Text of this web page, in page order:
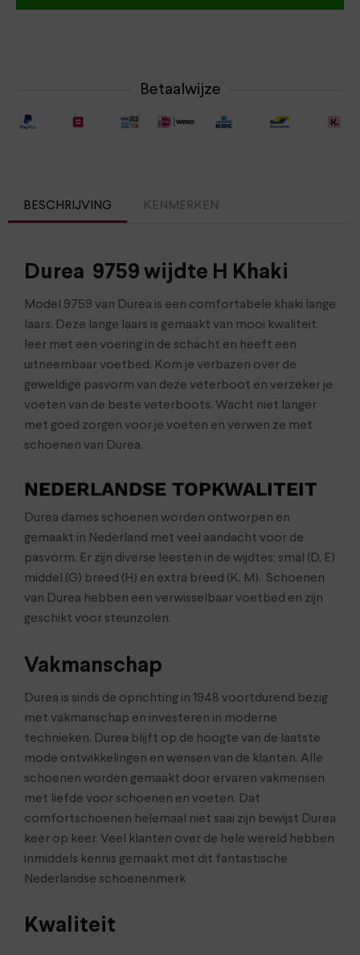
Betaalwijze
BESCHRIJVING KENMERKEN
Durea 9759 wijdte H Khaki
Model 9759 van Durea is een comfortabele khaki lange
laars. Deze lange laars is gemaakt van mooi kwaliteit
leer met een voering in de schacht en heeft een
uitneembaar voetbed. Kom je verbazen over de
geweldige pasvorm van deze veterboot en verzeker je
voeten van de beste veterboots. Wacht niet langer
met goed zorgen voor je voeten en verwen ze met
schoenen van Durea.
NEDERLANDSE TOPKWALITEIT
Durea dames schoenen worden ontworpen en
gemaakt in Nederland met veel aandacht voor de
pasvorm. Er zijn diverse leesten in de wijdtes; smal (D, E)
middel (G) breed (H) en extra breed (K, M). Schoenen
van Durea hebben een verwisselbaar voetbed en zijn
geschikt voor steunzolen.
Vakmanschap
Durea is sinds de oprichting in 1948 voortdurend bezig
met vakmanschap en investeren in moderne
technieken. Durea blijft op de hoogte van de laatste
mode ontwikkelingen en wensen van de klanten. Alle
schoenen worden gemaakt door ervaren vakmensen
met liefde voor schoenen en voeten. Dat
comfortschoenen helemaal niet saai zijn bewijst Durea
keer op keer. Veel klanten over de hele wereld hebben
inmiddels kennis gemaakt met dit fantastische
Nederlandse schoenenmerk
Kwaliteit